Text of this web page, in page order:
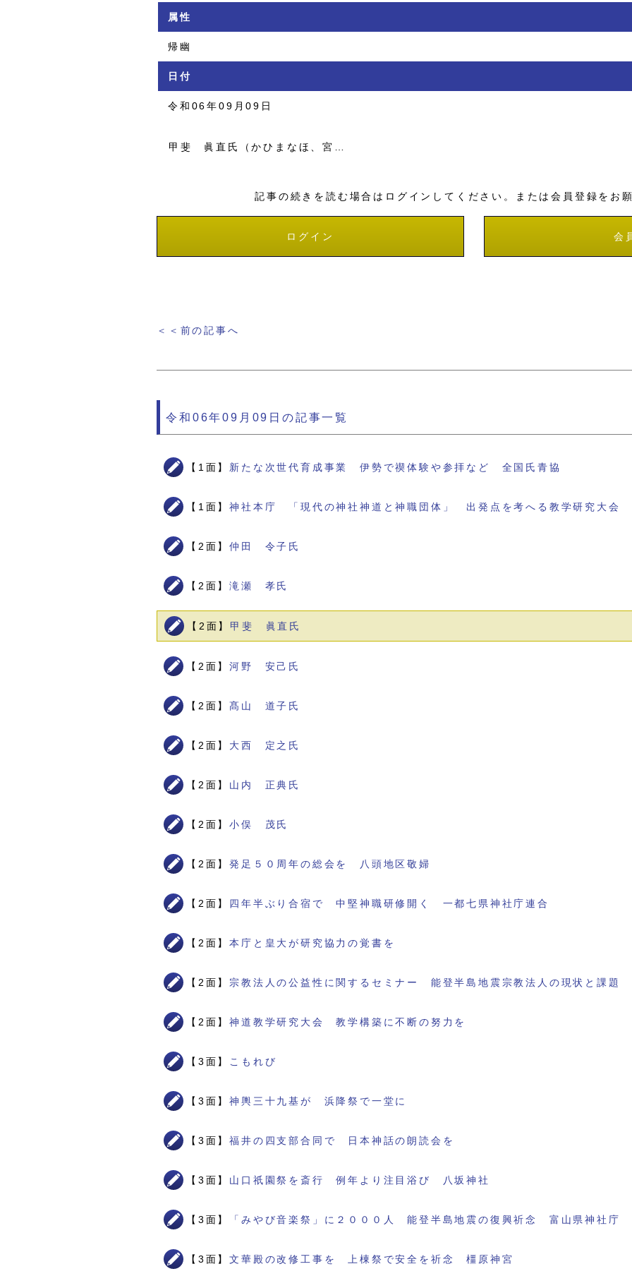
属性
帰幽
日付
令和06年09月09日
甲斐 眞直氏（かひまなほ、宮…
記事の続きを読む場合はログインしてください。または会員登録をお
ログイン 会
＜＜前の記事へ
令和06年09月09日の記事一覧
【1面】 新たな次世代育成事業 伊勢で禊体験や参拝など 全国氏青協
【1面】神社本庁 「現代の神社神道と神職団体」 出発点を考へる教学研究大会
【2面】仲田 令子氏
【2面】滝瀬 孝氏
【2面】 甲斐 眞直氏
【2面】河野 安己氏
【2面】髙山 道子氏
【2面】 大西 定之氏
【2面】 山内 正典氏
【2面】小俣 茂氏
【2面】発足５０周年の総会を 八頭地区敬婦
【2面】 四年半ぶり合宿で 中堅神職研修開く 一都七県神社庁連合
【2面】本庁と皇大が研究協力の覚書を
【2面】 宗教法人の公益性に関するセミナー 能登半島地震宗教法人の現状と課題
【2面】神道教学研究大会 教学構築に不断の努力を
【3面】 こもれび
【3面】神輿三十九基が 浜降祭で一堂に
【3面】福井の四支部合同で 日本神話の朗読会を
【3面】 山口祇園祭を斎行 例年より注目浴び 八坂神社
【3面】 「みやび音楽祭」に２０００人 能登半島地震の復興祈念 富山県神社庁
【3面】文華殿の改修工事を 上棟祭で安全を祈念 橿原神宮